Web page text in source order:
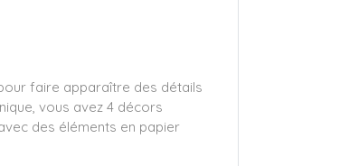
faire apparaître des détails
vous avez 4 décors
des éléments en papier